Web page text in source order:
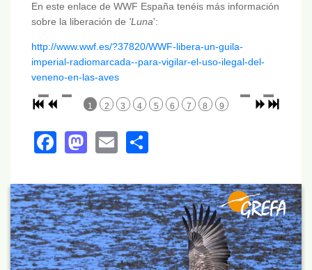
En este enlace de WWF España tenéis más información
sobre la liberación de 'Luna':
http://www.wwf.es/?37820/WWF-libera-un-guila-
imperial-radiomarcada--para-vigilar-el-uso-ilegal-del-
veneno-en-las-aves
1 2 3 4 5 6 7 8 9
Facebook
Mastodon
Email